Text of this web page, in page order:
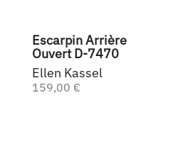
Escarpin Arrière
Ouvert D-7470
Ellen Kassel
159,00 €